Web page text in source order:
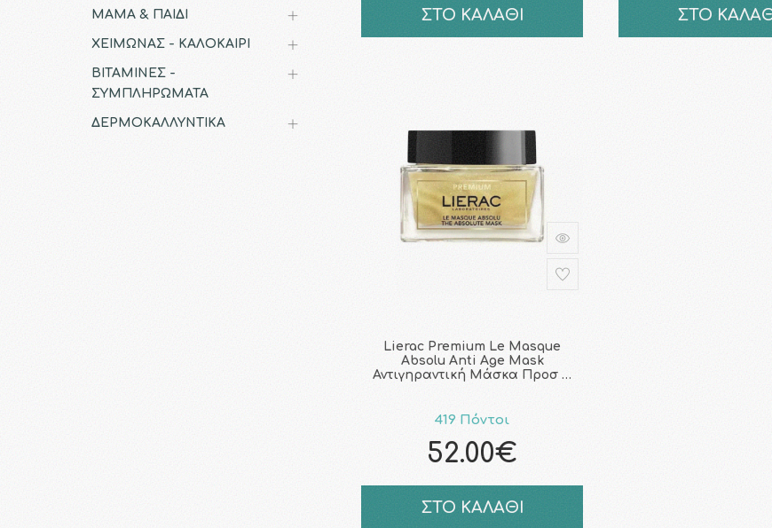
ΜΑΜΑ & ΠΑΙΔΙ
ΧΕΙΜΩΝΑΣ - ΚΑΛΟΚΑΙΡΙ
ΒΙΤΑΜΙΝΕΣ -
ΣΥΜΠΛΗΡΩΜΑΤΑ
ΔΕΡΜΟΚΑΛΛΥΝΤΙΚΑ
ΣΤΟ ΚΑΛΑΘΙ ΣΤΟ
Lierac Premium Le Masque
Absolu Anti Age Mask
Αντιγηραντική Μάσκα Προσ …
419 Πόντοι
52.00€
ΣΤΟ ΚΑΛΑΘΙ